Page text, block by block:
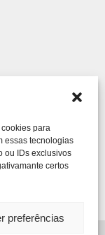
para
essas tecnologias
ou IDs exclusivos
certos
preferências